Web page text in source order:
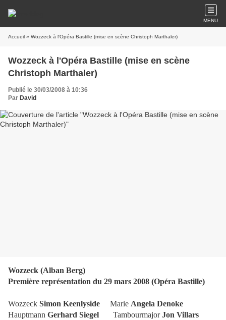
MENU
Accueil » Wozzeck à l'Opéra Bastille (mise en scène Christoph Marthaler)
Wozzeck à l'Opéra Bastille (mise en scène
Christoph Marthaler)
Publié le 30/03/2008 à 10:36
Par David
Wozzeck (Alban Berg)
Première représentation du 29 mars 2008 (Opéra Bastille)
Wozzeck Simon Keenlyside Marie Angela Denoke
Hauptmann Gerhard Siegel TambourmajorJon Villars